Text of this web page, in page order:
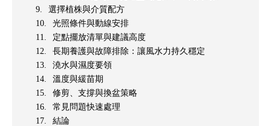
選擇植株與介質配方
光照條件與動線安排
定點擺放清單與建議高度
長期養護與故障排除：讓風水力持久穩定
澆水與濕度要領
溫度與緩苗期
修剪、支撐與換盆策略
常見問題快速處理
結論